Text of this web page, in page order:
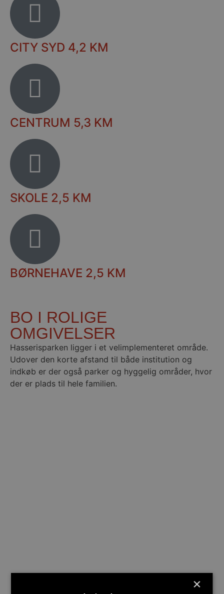
CITY SYD 4,2 KM
CENTRUM 5,3 KM
SKOLE 2,5 KM
BØRNEHAVE 2,5 KM
BO I ROLIGE
OMGIVELSER
Hasserisparken ligger i et velimplementeret område.
Udover den korte afstand til både institution og
indkøb er der også parker og hyggelig områder, hvor
der er plads til hele familien.
×